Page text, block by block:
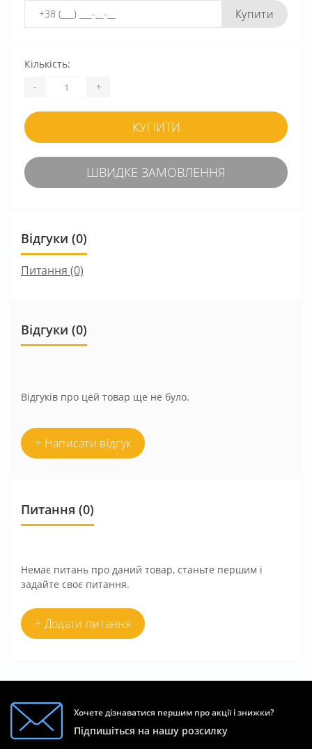
Купити
Кількість:
- +
КУПИТИ
ШВИДКЕ ЗАМОВЛЕННЯ
Відгуки (0)
Питання (0)
Відгуки (0)
Відгуків про цей товар ще не було.
+ Написати відгук
Питання (0)
Немає питань про даний товар, станьте першим і
задайте своє питання.
+ Додати питання
Хочете дізнаватися першим про акції і знижки?
Підпишіться на нашу розсилку